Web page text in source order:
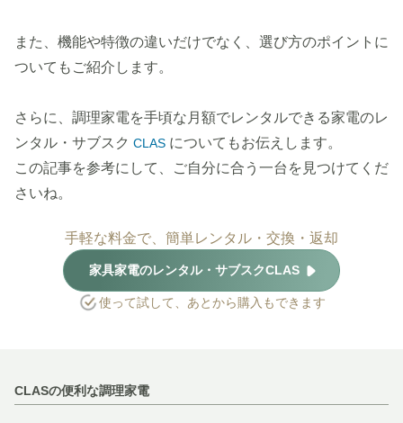
また、機能や特徴の違いだけでなく、選び方のポイントに
ついてもご紹介します。
さらに、調理家電を手頃な月額でレンタルできる家電のレ
ンタル・サブスク CLAS についてもお伝えします。
この記事を参考にして、ご自分に合う一台を見つけてくだ
さいね。
手軽な料金で、簡単レンタル・交換・返却
家具家電のレンタル・サブスクCLAS
使って試して、あとから購入もできます
CLASの便利な調理家電